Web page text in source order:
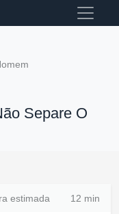
Separe O
estimada 12 min